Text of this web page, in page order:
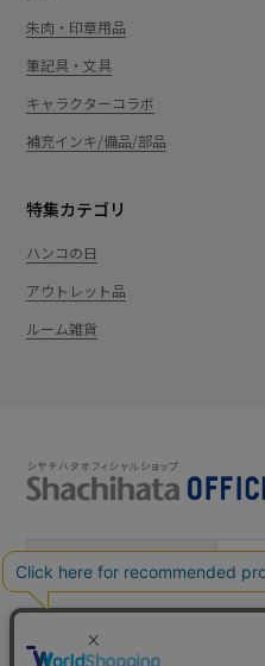
朱肉・印章用品
筆記具・文具
キャラクターコラボ
補充インキ/備品/部品
特集カテゴリ
ハンコの日
アウトレット品
ルーム雑貨
新規会員登録